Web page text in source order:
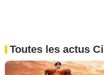
Toutes les actus